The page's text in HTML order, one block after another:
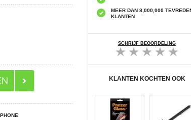
MEER DAN 8,000,000
KLANTEN
SCHRIJF BEOORDELING
KLANTEN KOCHTEN OOK